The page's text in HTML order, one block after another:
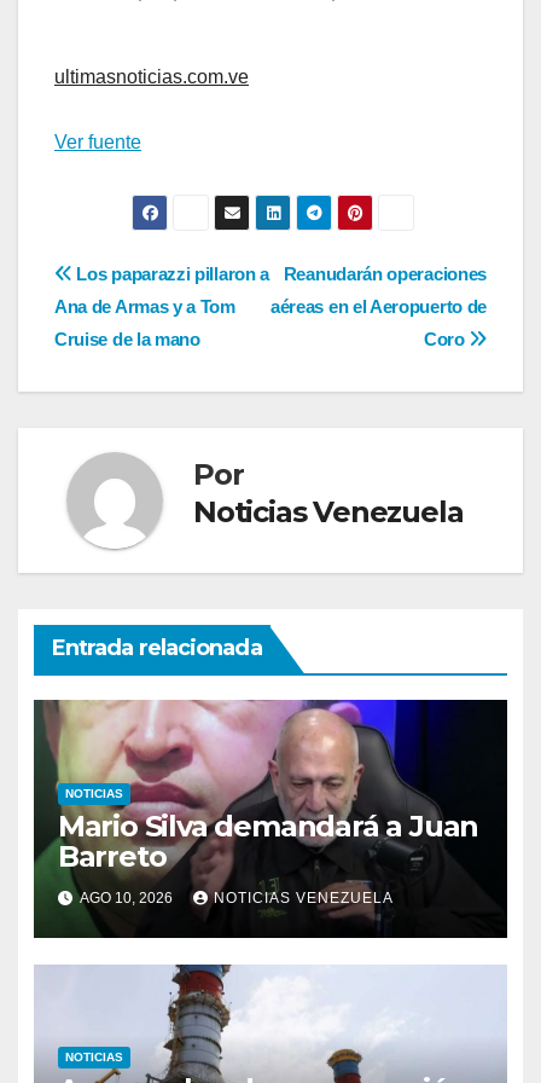
ultimasnoticias.com.ve
Ver fuente
Navegación
de
entradas
Reanudarán operaciones
aéreas en el Aeropuerto de
Coro
Los paparazzi pillaron a
Ana de Armas y a Tom
Cruise de la mano
Por
Noticias Venezuela
Entrada relacionada
NOTICIAS
Mario Silva demandará a Juan
Barreto
AGO 10, 2026 NOTICIAS VENEZUELA
NOTICIAS